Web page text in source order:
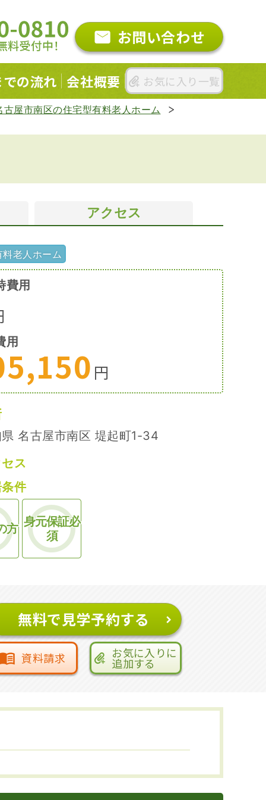
お問い合わせ
の流れ 会社概要 お気に入り一覧
古屋市南区の住宅型有料老人ホーム
アクセス
老人ホーム
費用
用
円
名古屋市南区 堤起町1-34
ス
件
方 身元保証必
須
無料で見学予約する
資料請求 お気に入りに
追加する